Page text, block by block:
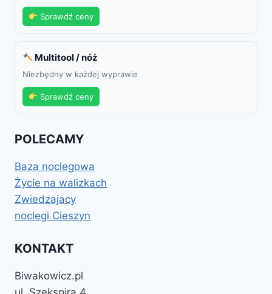
Sprawdź ceny
Multitool / nóż
Niezbędny w każdej wyprawie
Sprawdź ceny
POLECAMY
Baza noclegowa
Życie na walizkach
Zwiedzajacy
noclegi Cieszyn
KONTAKT
Biwakowicz.pl